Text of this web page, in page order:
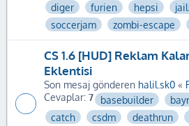
diger
furien hepsi
soccerjam
zombi-escape
CS 1.6 [HUD] Reklam
Eklentisi
Son mesaj gönderen halil.sk0 «
Cevaplar: 7 basebuilder
catch
csdm deathrun